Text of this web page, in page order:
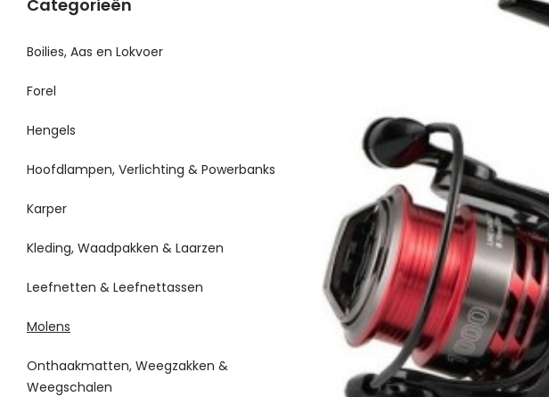
Categorieën
Boilies, Aas en Lokvoer
Forel
Hengels
Hoofdlampen, Verlichting & Powerbanks
Karper
Kleding, Waadpakken & Laarzen
Leefnetten & Leefnettassen
Molens
Onthaakmatten, Weegzakken &
Weegschalen